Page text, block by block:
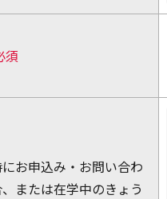
須
お申込み・お問い合わ
または在学中のきょう